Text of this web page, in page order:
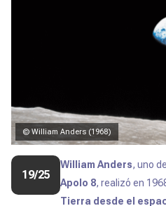
© William Anders (1968)
19/25
William Anders, uno
Apolo 8, realizó en
Tierra desde el